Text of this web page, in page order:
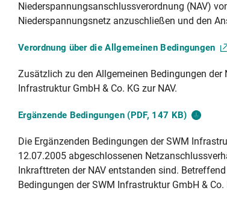
Niederspannungsanschlussverordnung (NAV)
Niederspannungsnetz anzuschließen und den
Verordnung über die Allgemeinen Bedingungen
Zusätzlich zu den Allgemeinen Bedingungen der
Infrastruktur GmbH & Co. KG zur NAV.
Ergänzende Bedingungen (PDF, 147 KB)
Die Ergänzenden Bedingungen der SWM
12.07.2005 abgeschlossenen
Inkrafttreten der NAV entstanden sind.
Bedingungen der SWM Infrastruktur GmbH &